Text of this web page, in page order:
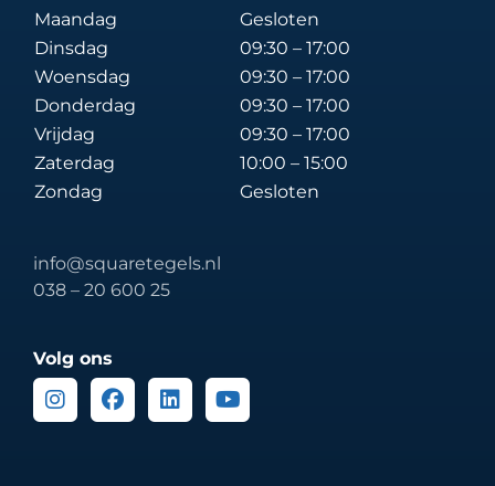
Maandag
Gesloten
Dinsdag
09:30 – 17:00
Woensdag
09:30 – 17:00
Donderdag
09:30 – 17:00
Vrijdag
09:30 – 17:00
Zaterdag
10:00 – 15:00
Zondag
Gesloten
info@squaretegels.nl
038 – 20 600 25
Volg ons
InstagramFacebook
LinkedinYoutube